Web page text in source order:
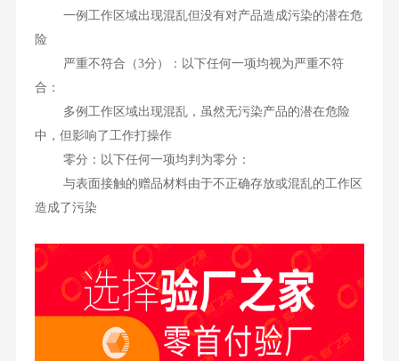
一例工作区域出现混乱但没有对产品造成污染的潜在危
险
严重不符合（3分）：以下任何一项均视为严重不符
合：
多例工作区域出现混乱，虽然无污染产品的潜在危险
中，但影响了工作打操作
零分：以下任何一项均判为零分：
与表面接触的赠品材料由于不正确存放或混乱的工作区
造成了污染